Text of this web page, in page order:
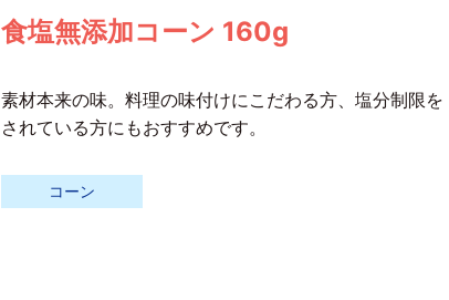
食塩無添加コーン 160g
素材本来の味。料理の味付けにこだわる方、塩分制限を
されている方にもおすすめです。
コーン